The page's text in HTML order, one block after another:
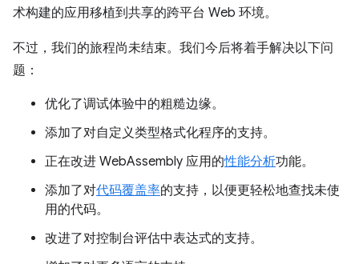
术构建的应用移植到共享的跨平台 Web 环境。
不过，我们的旅程尚未结束。我们今后将着手解决以下问
题：
优化了调试体验中的粗糙边缘。
添加了对自定义类型格式化程序的支持。
正在改进 WebAssembly 应用的性能分析功能。
添加了对代码覆盖率的支持，以便更轻松地查找未使
用的代码。
改进了对控制台评估中表达式的支持。